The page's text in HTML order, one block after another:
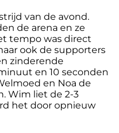
van de avond.
de arena en ze
tempo was direct
ook de supporters
zinderende
en 10 seconden
en Noa de
Wim liet de 2-3
het door opnieuw